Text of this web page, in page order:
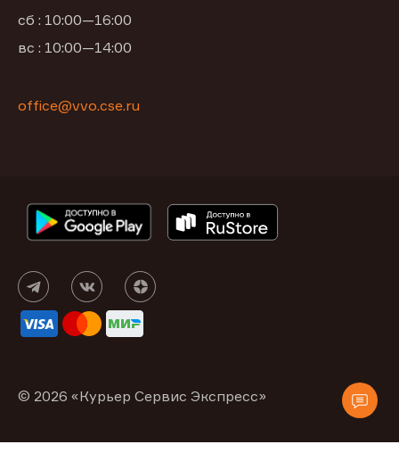
сб : 10:00—16:00
вс : 10:00—14:00
office@vvo.cse.ru
© 2026 «Курьер Сервис Экспресс»